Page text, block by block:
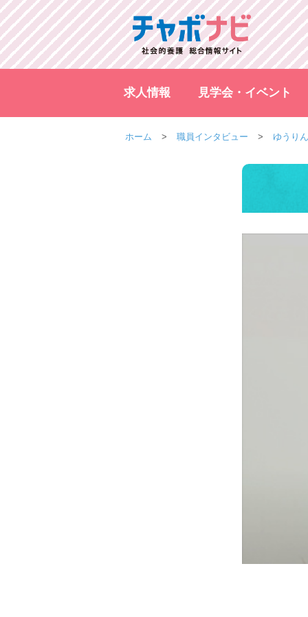
求人情報 見学会・イベント
ホーム 職員インタビュー ゆうり